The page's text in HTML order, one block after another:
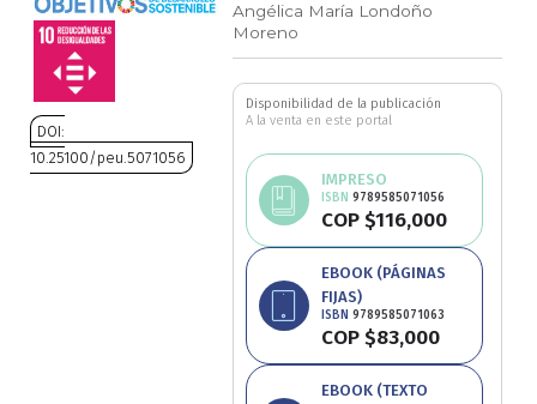
Ciencias Sociales
Conflicto Armado
Construcción de paz
DOI:
10.25100/peu.5071056
Angélica María Londoño
Moreno
Disponibilidad de la publicación
A la venta en este portal
EBOOK (PÁGINAS
FIJAS)
ISBN9789585071063
COP $83,000
EBOOK (TEXTO
IMPRESO
ISBN9789585071056
COP $116,000